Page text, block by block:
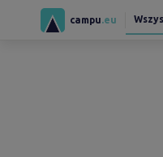
campu .eu